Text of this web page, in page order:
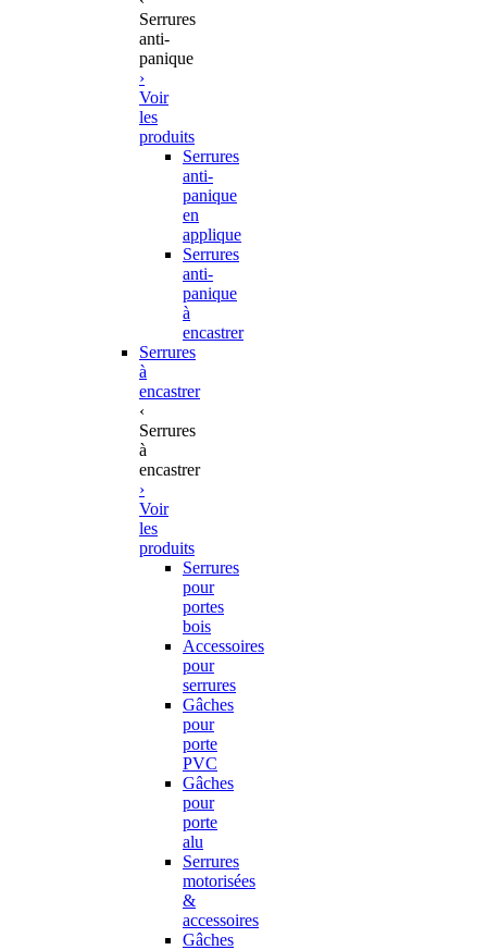
Serrures
anti-
panique
›
Voir
les
produits
Serrures
anti-
panique
en
applique
Serrures
anti-
panique
à
encastrer
Serrures
à
encastrer
‹
Serrures
à
encastrer
›
Voir
les
produits
Serrures
pour
portes
bois
Accessoires
pour
serrures
Gâches
pour
porte
PVC
Gâches
pour
porte
alu
Serrures
motorisées
&
accessoires
Gâches